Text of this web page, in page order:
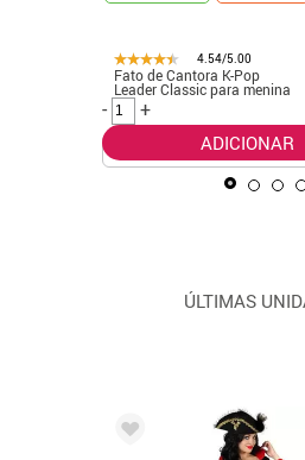
4.54/5.00
Fato de Cantora K-Pop
Leader Classic para menina
-
+
ADICIONAR
ÚLTIMAS